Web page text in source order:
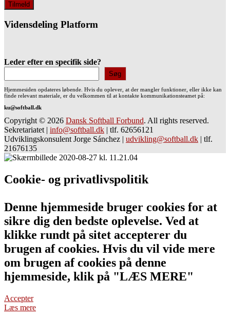
Vidensdeling Platform
Leder efter en specifik side?
Søg
Hjemmesiden opdateres løbende. Hvis du oplever, at der mangler funktioner, eller ikke kan
finde relevant materiale, er du velkommen til at kontakte kommunikationsteamet på:
ku@softball.dk
Copyright © 2026 Dansk Softball Forbund. All rights reserved.
Sekretariatet | info@softball.dk | tlf. 62656121
Udviklingskonsulent Jorge Sánchez | udvikling@softball.dk | tlf.
21676135
Cookie- og privatlivspolitik
Denne hjemmeside bruger cookies for at
sikre dig den bedste oplevelse. Ved at
klikke rundt på sitet accepterer du
brugen af cookies. Hvis du vil vide mere
om brugen af cookies på denne
hjemmeside, klik på "LÆS MERE"
Accepter
Læs mere